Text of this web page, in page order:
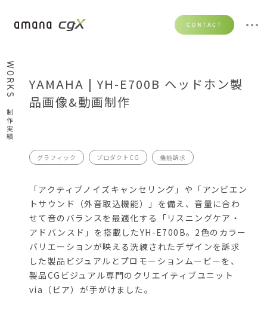
CONTACT
WORKS
制作実績
YAMAHA | YH-E700B ヘッドホン製
品画像&動画制作
グラフィック プロダクトCG 機能訴求
「アクティブノイズキャンセリング」や「アンビエン
トサウンド（外音取込機能）」を備え、音量に合わ
せて音のバランスを最適化する「リスニングケア・
アドバンスド」を搭載したYH-E700B。2色のカラー
バリエーションが映える洗練されたデザインを訴求
した製品ビジュアルとプロモーションムービーを、
製品CGビジュアル専門のクリエイティブユニット
via（ビア）が手がけました。